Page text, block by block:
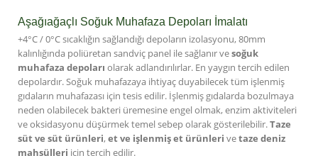
Aşağıağaçlı Soğuk Muhafaza Depoları İmalatı
+4°C / 0°C sıcaklığın sağlandığı depoların izolasyonu, 80mm
kalınlığında poliüretan sandviç panel ile sağlanır vesoğuk
muhafaza depoları olarak adlandırılırlar. En yaygın tercih edilen
depolardır. Soğuk muhafazaya ihtiyaç duyabilecek tüm işlenmiş
gıdaların muhafazası için tesis edilir. İşlenmiş gıdalarda bozulmaya
neden olabilecek bakteri üremesine engel olmak, enzim aktiviteleri
ve oksidasyonu düşürmek temel sebep olarak gösterilebilir.Taze
süt ve süt ürünleri,et ve işlenmiş et ürünleri vetaze deniz
mahsülleri için tercih edilir.